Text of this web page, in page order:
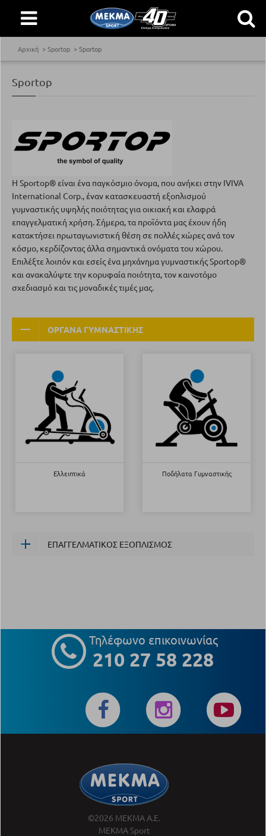
Αρχική Sportop Sportop
Sportop
H Sportop® είναι ένα παγκόσμιο όνομα, που ανήκει στην IVIVA
International Corp., έναν κατασκευαστή εξοπλισμού
γυμναστικής υψηλής ποιότητας για οικιακή και ελαφρά
επαγγελματική χρήση. Σήμερα, τα προϊόντα μας έχουν ήδη
κατακτήσει πρωταγωνιστική θέση σε πολλές χώρες ανά τον
κόσμο, κερδίζοντας άλλα σημαντικά ονόματα του χώρου.
Επιλέξτε λοιπόν και εσείς ένα μηχάνημα γυμναστικής Sportop®
και ανακαλύψτε την κορυφαία ποιότητα, τον καινοτόμο
σχεδιασμό και τις μοναδικές τιμές μας.
ΟΡΓΑΝΑ ΓΥΜΝΑΣΤΙΚΗΣ
Ελλειπτικά Ποδήλατα Γυμναστικής
ΕΠΑΓΓΕΛΜΑΤΙΚΟΣ ΕΞΟΠΛΙΣΜΟΣ
Τηλέφωνο επικοινωνίας
210 27 58 228
©2026 ΜΕΚΜΑ Α.Ε.
ΜΕΚΜΑ Sport